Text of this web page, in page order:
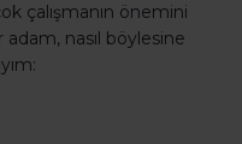
çalışmanın önemini
nasıl böylesine